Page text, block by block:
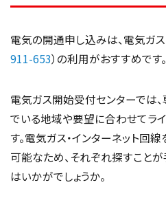
電気の開通申し込みは、電気ガ
911-653）の利用がおすすめです。
電気ガス開始受付センターでは
でいる地域や要望に合わせてラ
す。電気ガス・インターネット回
可能なため、それぞれ探すこと
はいかがでしょうか。